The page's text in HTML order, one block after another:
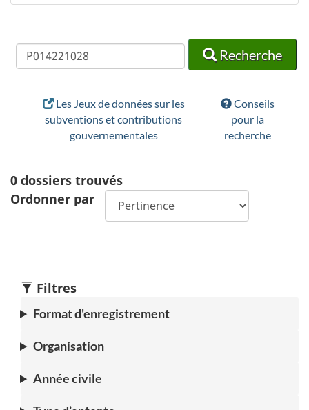
Recherche
Recherche
Recherche
Les Jeux de données sur les
subventions et contributions
gouvernementales
Conseils
pour la
recherche
0 dossiers trouvés
Ordonner par
Filtres
Format d'enregistrement
Organisation
Année civile